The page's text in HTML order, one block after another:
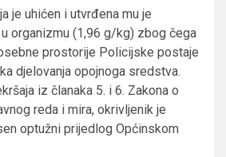
je uhićen i utvrđena mu je
organizmu (1,96 g/kg) zbog čega
prostorije Policijske postaje
djelovanja opojnoga sredstva.
iz članaka 5. i 6. Zakona o
reda i mira, okrivljenik je
optužni prijedlog Općinskom